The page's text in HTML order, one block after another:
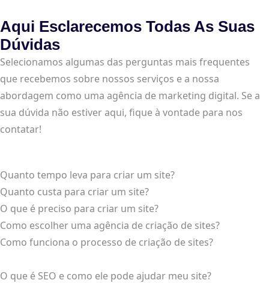
Aqui Esclarecemos Todas As Suas
Dúvidas
Selecionamos algumas das perguntas mais frequentes
que recebemos sobre nossos serviços e a nossa
abordagem como uma agência de marketing digital. Se a
sua dúvida não estiver aqui, fique à vontade para nos
contatar!
Quanto tempo leva para criar um site?
Quanto custa para criar um site?
O que é preciso para criar um site?
Como escolher uma agência de criação de sites?
Como funciona o processo de criação de sites?
O que é SEO e como ele pode ajudar meu site?